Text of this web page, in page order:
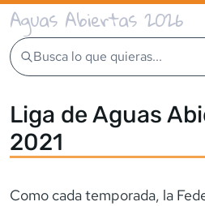
Aguas Abiertas 2026
Busca lo que quieras...
Liga de Aguas
2021
Como cada temporada, la